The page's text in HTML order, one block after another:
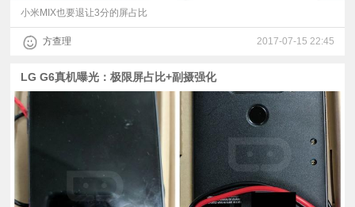
小米MIX也要退让3分的屏占比
方查理 2017-07-15 22:45
LG G6真机曝光：极限屏占比+副摄强化